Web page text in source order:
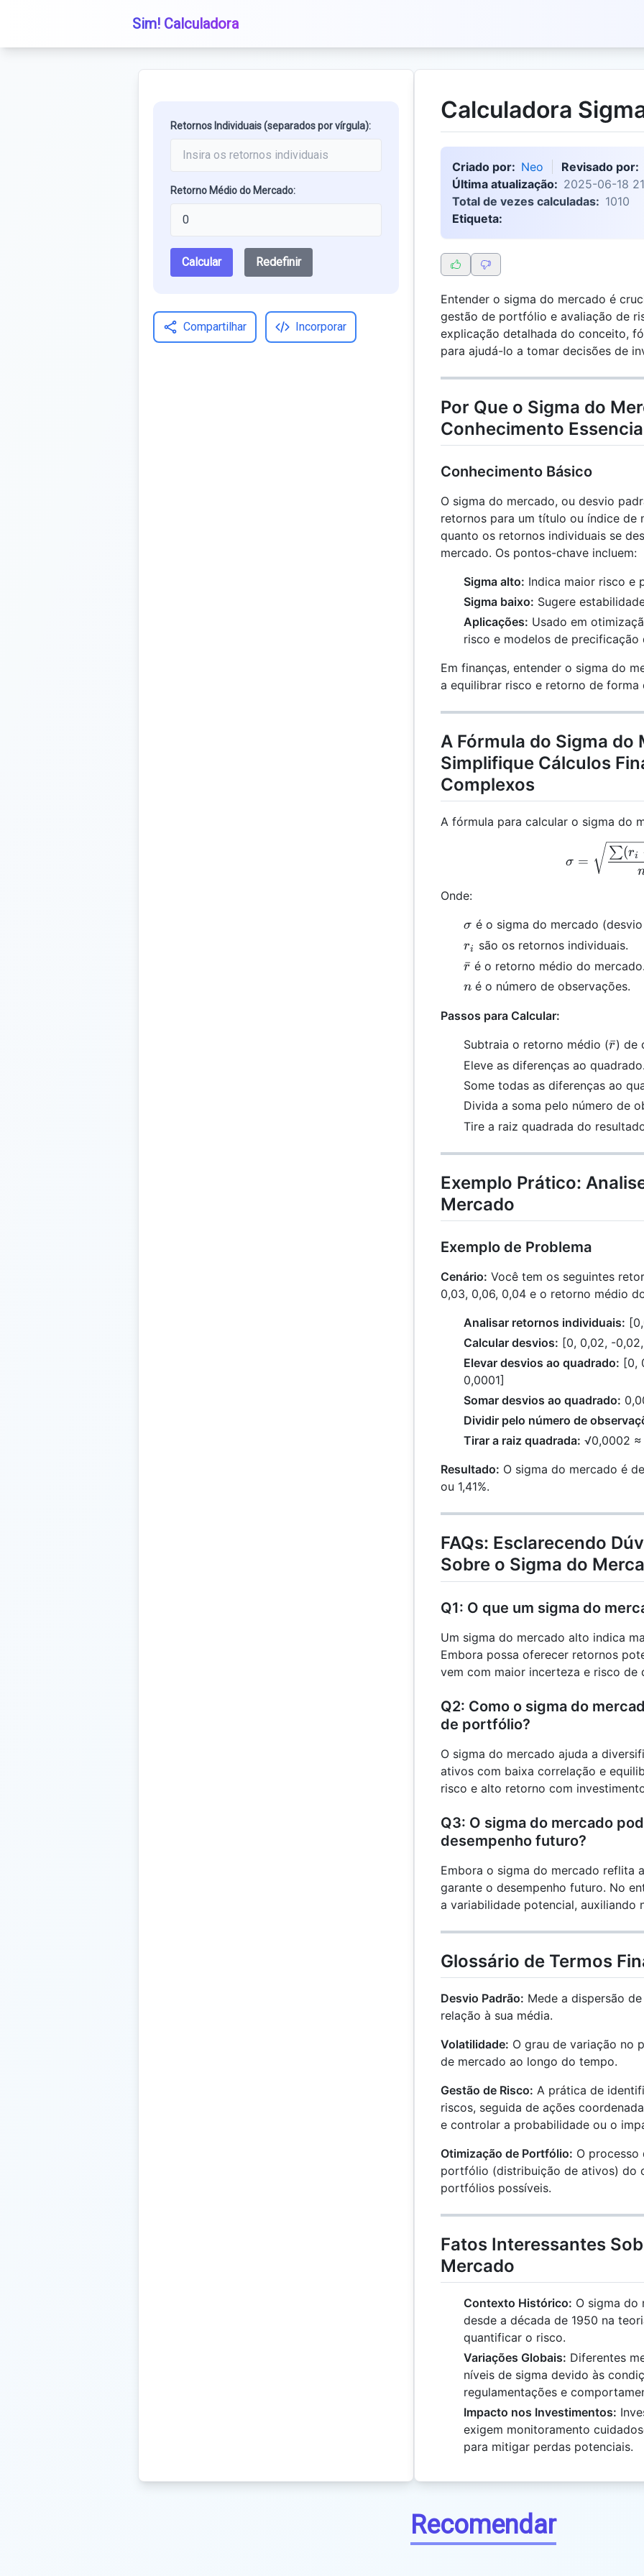
Sim! Calculadora
Retornos Individuais (separados por vírgula):
Retorno Médio do Mercado:
Calcular Redefinir
Compartilhar Incorporar
Calculadora
Criado por: Neo Revisado por:
Última atualização: 2025-06-18
Total de vezes calculadas: 1010
Etiqueta:
Entender o sigma do mercado é
gestão de portfólio e avaliação de
explicação detalhada do conceito,
para ajudá-lo a tomar decisões de
Por Que o Sigma do
Conhecimento
Conhecimento Básico
O sigma do mercado, ou desvio
retornos para um título ou índice de
quanto os retornos individuais se
mercado. Os pontos-chave incluem:
Sigma alto: Indica maior risco e
Sigma baixo: Sugere
Aplicações: Usado em
risco e modelos de precificação
Em finanças, entender o sigma do
a equilibrar risco e retorno de forma
A Fórmula do Sigma do
Simplifique Cálculos
Complexos
A fórmula para calcular o sigma do
σ =
∑(ri
Onde:
\sigma
σ é o sigma do mercado
r_i
ri são os retornos individuais.
\bar{r}
r
ˉ é o retorno médio do mercado.
n
n é o número de observações.
Passos para Calcular:
Subtraia o retorno médio (r
ˉ) de
Eleve as diferenças ao quadrado.
Some todas as diferenças ao
Divida a soma pelo número de
Tire a raiz quadrada do
Exemplo Prático:
Mercado
Exemplo de Problema
Cenário: Você tem os seguintes
0,03, 0,06, 0,04 e o retorno médio
Analisar retornos individuais:
Calcular desvios: [0, 0,02, -
Elevar desvios ao quadrado: [0,
0,0001]
Somar desvios ao quadrado:
Dividir pelo número de
Tirar a raiz quadrada: √0,0002 ≈
Resultado: O sigma do mercado é
ou 1,41%.
FAQs: Esclarecendo
Sobre o Sigma do
Q1: O que um sigma do
Um sigma do mercado alto indica
Embora possa oferecer retornos
vem com maior incerteza e risco de
Q2: Como o sigma do
de portfólio?
O sigma do mercado ajuda a
ativos com baixa correlação e
risco e alto retorno com
Q3: O sigma do mercado
desempenho futuro?
Embora o sigma do mercado reflita
garante o desempenho futuro. No
a variabilidade potencial, auxiliando
Glossário de Termos
Desvio Padrão: Mede a dispersão
relação à sua média.
Volatilidade: O grau de variação no
de mercado ao longo do tempo.
Gestão de Risco: A prática de
riscos, seguida de ações
e controlar a probabilidade ou o
Otimização de Portfólio: O processo
portfólio (distribuição de ativos) do
portfólios possíveis.
Fatos Interessantes
Mercado
Contexto Histórico: O sigma do
desde a década de 1950 na
quantificar o risco.
Variações Globais: Diferentes
níveis de sigma devido às
regulamentações e
Impacto nos Investimentos:
exigem monitoramento
para mitigar perdas potenciais.
Recomendar